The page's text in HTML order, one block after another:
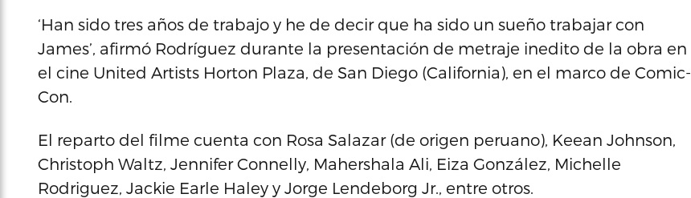
‘Han sido tres años de trabajo y he de decir que ha sido un sueño trabajar con
James’, afirmó Rodríguez durante la presentación de metraje inedito de la obra en
el cine United Artists Horton Plaza, de San Diego (California), en el marco de Comic-
Con.
El reparto del filme cuenta con Rosa Salazar (de origen peruano), Keean Johnson,
Christoph Waltz, Jennifer Connelly, Mahershala Ali, Eiza González, Michelle
Rodriguez, Jackie Earle Haley y Jorge Lendeborg Jr., entre otros.